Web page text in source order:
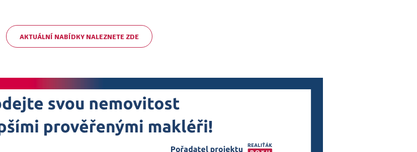
AKTUÁLNÍ NABÍDKY NALEZNETE ZDE